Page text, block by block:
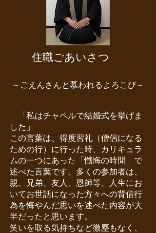
​ 住職ごあいさつ
～ごえんさんと慕われるよろこび～
「私はチャペルで結婚式を挙げま
した」
この言葉は、得度習礼（僧侶になる
ための行）に行った時、カリキュラ
ムの一つにあった「懺悔の時間」で
述べた言葉です。多くの参加者は、
親、兄弟、友人、恩師等、人生にお
いてお世話になった方々への背信行
為を悔やんだ思いを述べた内容が大
半だったと思います。
笑いを取る気持ちなど微塵もなく、